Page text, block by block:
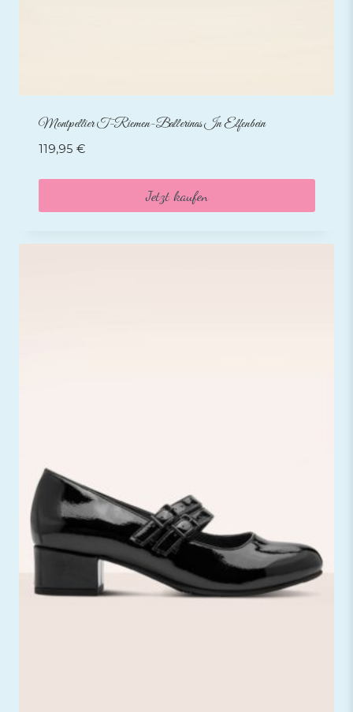
Montpellier T-Riemen-Ballerinas In Elfenbein
119,95 €
Jetzt kaufen